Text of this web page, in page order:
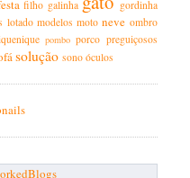
filho galinha
gordinha
lotado modelos moto neve ombro
pombo porco preguiçosos
solução sono óculos